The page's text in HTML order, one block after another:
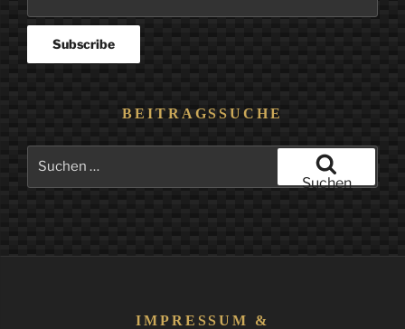
BEITRAGSSUCHE
Suchen
IMPRESSUM &